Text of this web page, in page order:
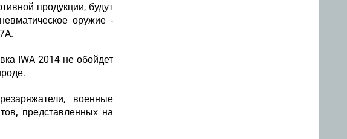
продукции, будут
оружие -
IWA 2014 не обойдет
.
военные
представленных на